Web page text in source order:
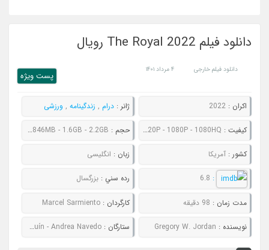
دانلود فیلم The Royal 2022 رویال
دانلود فیلم خارجی ۴ مرداد ۱۴۰۱
پست ويژه
اکران :2022 ژانر : درام , زندگینامه , ورزشی
کيفيت : 480P - 720P - 1080P - 1080HQ حجم : 602MB - 846MB - 1.6GB - 2.2GB
کشور :آمریکا زبان : انگلیسی
:
6.8 رده سني : بزرگسال
مدت زمان : 98 دقیقه کارگردان : Marcel Sarmiento
نويسنده : Gregory W. Jordan ستارگان : Amin Joseph - Elisabeth Röhm - Olivia Holguín - Andrea Navedo